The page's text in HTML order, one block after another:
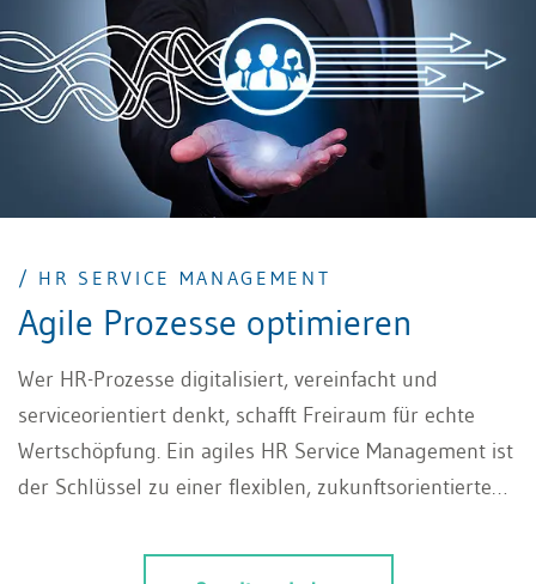
/ HR SERVICE MANAGEMENT
Agile Prozesse optimieren
Wer HR-Prozesse digitalisiert, vereinfacht und
serviceorientiert denkt, schafft Freiraum für echte
Wertschöpfung. Ein agiles HR Service Management ist
der Schlüssel zu einer flexiblen, zukunftsorientierten